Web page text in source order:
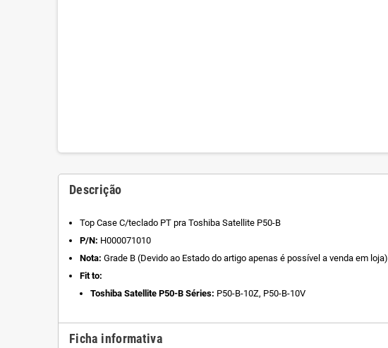
Descrição
Top Case C/teclado PT pra Toshiba Satellite P50-B
P/N: H000071010
Nota: Grade B (Devido ao Estado do artigo apenas é possível a venda em loja)
Fit to:
Toshiba Satellite P50-B Séries: P50-B-10Z, P50-B-10V
Ficha informativa